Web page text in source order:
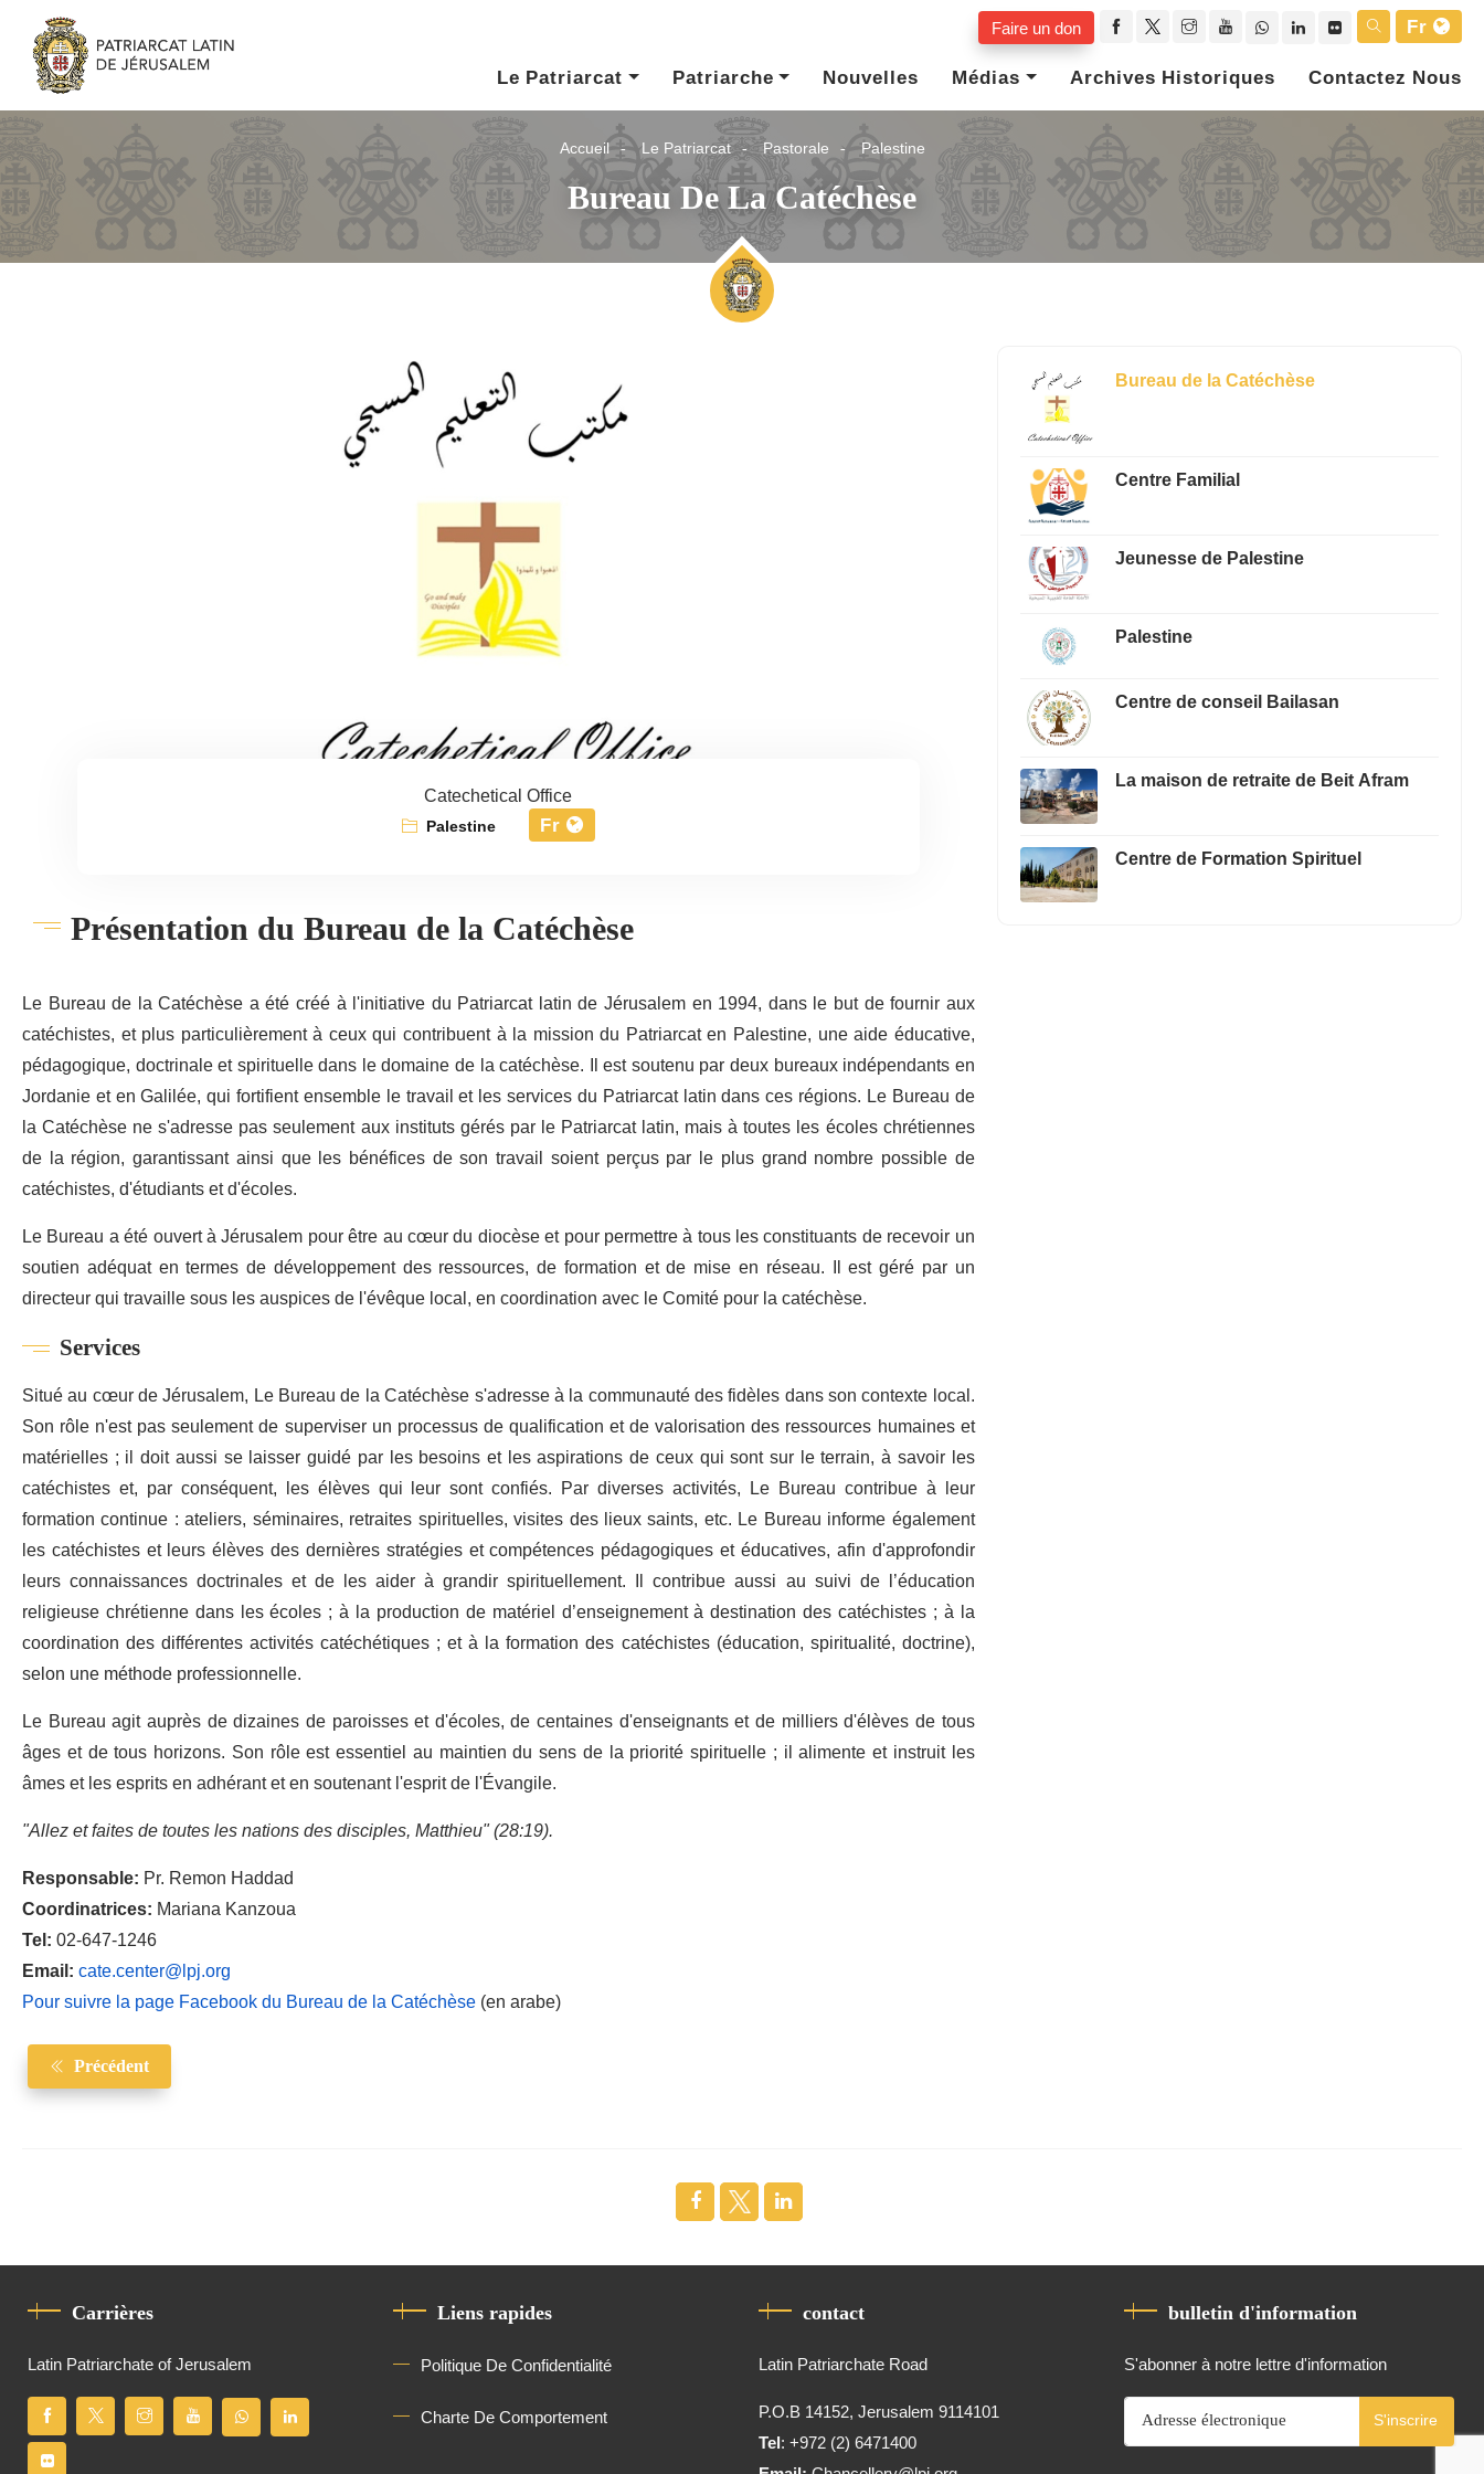
Faire un don
Fr
Le Patriarcat
Patriarche Nouvelles Médias Archives Historiques Contactez Nous
Accueil Le Patriarcat Pastorale Palestine
Bureau De La Catéchèse
Catechetical Office
Palestine Fr
Présentation du Bureau de la Catéchèse
Le Bureau de la Catéchèse a été créé à l'initiative du Patriarcat latin de Jérusalem en 1994, dans le but de fournir aux
catéchistes, et plus particulièrement à ceux qui contribuent à la mission du Patriarcat en Palestine, une aide éducative,
pédagogique, doctrinale et spirituelle dans le domaine de la catéchèse. Il est soutenu par deux bureaux indépendants en
Jordanie et en Galilée, qui fortifient ensemble le travail et les services du Patriarcat latin dans ces régions. Le Bureau de
la Catéchèse ne s'adresse pas seulement aux instituts gérés par le Patriarcat latin, mais à toutes les écoles chrétiennes
de la région, garantissant ainsi que les bénéfices de son travail soient perçus par le plus grand nombre possible de
catéchistes, d'étudiants et d'écoles.
Le Bureau a été ouvert à Jérusalem pour être au cœur du diocèse et pour permettre à tous les constituants de recevoir un
soutien adéquat en termes de développement des ressources, de formation et de mise en réseau. Il est géré par un
directeur qui travaille sous les auspices de l'évêque local, en coordination avec le Comité pour la catéchèse.
Services
Situé au cœur de Jérusalem, Le Bureau de la Catéchèse s'adresse à la communauté des fidèles dans son contexte local.
Son rôle n'est pas seulement de superviser un processus de qualification et de valorisation des ressources humaines et
matérielles ; il doit aussi se laisser guidé par les besoins et les aspirations de ceux qui sont sur le terrain, à savoir les
catéchistes et, par conséquent, les élèves qui leur sont confiés. Par diverses activités, Le Bureau contribue à leur
formation continue : ateliers, séminaires, retraites spirituelles, visites des lieux saints, etc. Le Bureau informe également
les catéchistes et leurs élèves des dernières stratégies et compétences pédagogiques et éducatives, afin d'approfondir
leurs connaissances doctrinales et de les aider à grandir spirituellement. Il contribue aussi au suivi de l’éducation
religieuse chrétienne dans les écoles ; à la production de matériel d’enseignement à destination des catéchistes ; à la
coordination des différentes activités catéchétiques ; et à la formation des catéchistes (éducation, spiritualité, doctrine),
selon une méthode professionnelle.
Le Bureau agit auprès de dizaines de paroisses et d'écoles, de centaines d'enseignants et de milliers d'élèves de tous
âges et de tous horizons. Son rôle est essentiel au maintien du sens de la priorité spirituelle ; il alimente et instruit les
âmes et les esprits en adhérant et en soutenant l'esprit de l'Évangile.
"Allez et faites de toutes les nations des disciples, Matthieu" (28:19).
Responsable:Pr. Remon Haddad
Coordinatrices:Mariana Kanzoua
Tel:02-647-1246
Email:cate.center@lpj.org
Pour suivre la page Facebook du Bureau de la Catéchèse(en arabe)
Précédent
Bureau de la Catéchèse
Centre Familial
Jeunesse de Palestine
Palestine
Centre de conseil Bailasan
La maison de retraite de Beit Afram
Centre de Formation Spirituel
Carrières
Latin Patriarchate of Jerusalem
Liens rapides
Politique De Confidentialité
Charte De Comportement
contact
Latin Patriarchate Road
P.O.B 14152, Jerusalem 9114101
Tel: +972 (2) 6471400
bulletin d'information
S'abonner à notre lettre d'information
S'inscrire